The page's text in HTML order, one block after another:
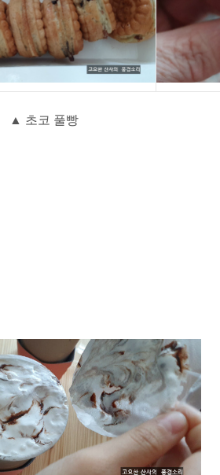
▲ 초코 풀빵